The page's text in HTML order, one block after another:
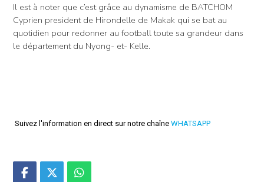
Il est à noter que c’est grâce au dynamisme de BATCHOM
Cyprien president de Hirondelle de Makak qui se bat au
quotidien pour redonner au football toute sa grandeur dans
le département du Nyong- et- Kelle.
Suivez l'information en direct sur notre chaîne WHATSAPP